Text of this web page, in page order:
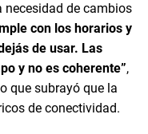
de cambios
con los horarios y
de usar. Las
y no es coherente”,
que subrayó que la
de conectividad.